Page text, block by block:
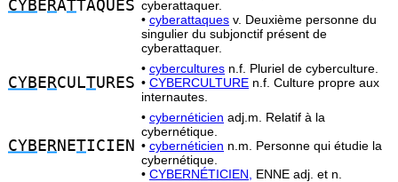
CYB E RATTAQUES cyberattaquer.
• cyberattaques v. Deuxième personne du
singulier du subjonctif présent de
cyberattaquer.
CYB E RCULTURES
• cybercultures n.f. Pluriel de cyberculture.
• CYBERCULTURE n.f. Culture propre aux
internautes.
CYB E RNETICIEN
• cybernéticien adj.m. Relatif à la
cybernétique.
• cybernéticien n.m. Personne qui étudie la
cybernétique.
• CYBERNÉTICIEN, ENNE adj. et n.